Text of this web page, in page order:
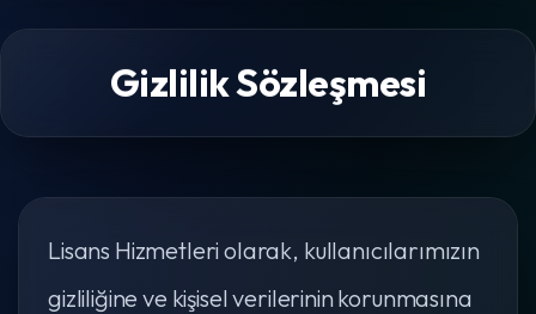
Gizlilik Sözleşmesi
Lisans Hizmetleri olarak, kullanıcılarımızın
gizliliğine ve kişisel verilerinin korunmasına